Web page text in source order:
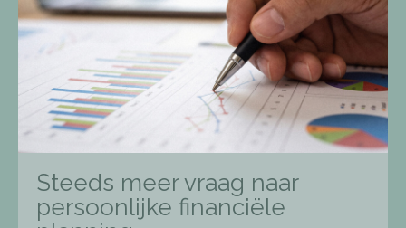
Steeds meer vraag naar
persoonlijke financiële